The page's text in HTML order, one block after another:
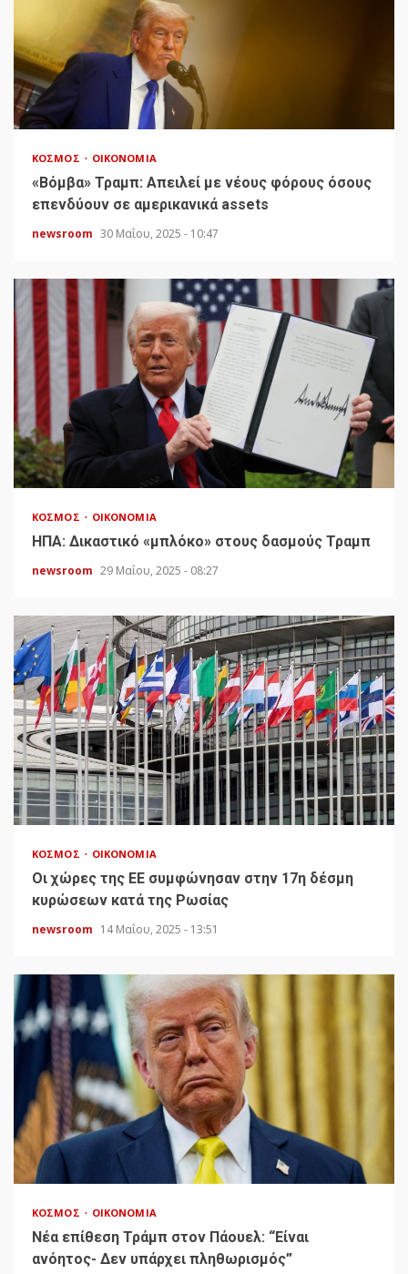
ΚΌΣΜΟΣ ΟΙΚΟΝΟΜΊΑ
«Bόμβα» Τραμπ: Απειλεί με νέους φόρους όσους
επενδύουν σε αμερικανικά assets
newsroom 30 Μαΐου, 2025 - 10:47
ΚΌΣΜΟΣ ΟΙΚΟΝΟΜΊΑ
HΠΑ: Δικαστικό «μπλόκο» στους δασμούς Τραμπ
newsroom 29 Μαΐου, 2025 - 08:27
ΚΌΣΜΟΣ ΟΙΚΟΝΟΜΊΑ
Οι χώρες της ΕΕ συμφώνησαν στην 17η δέσμη
κυρώσεων κατά της Ρωσίας
newsroom 14 Μαΐου, 2025 - 13:51
ΚΌΣΜΟΣ ΟΙΚΟΝΟΜΊΑ
Νέα επίθεση Τράμπ στον Πάουελ: “Είναι
ανόητος- Δεν υπάρχει πληθωρισμός”